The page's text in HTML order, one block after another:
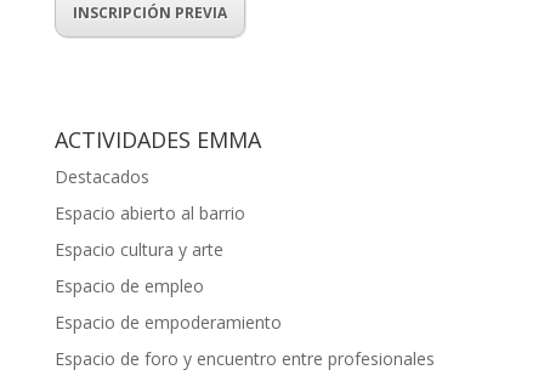
INSCRIPCIÓN PREVIA
ACTIVIDADES EMMA
Destacados
Espacio abierto al barrio
Espacio cultura y arte
Espacio de empleo
Espacio de empoderamiento
Espacio de foro y encuentro entre profesionales